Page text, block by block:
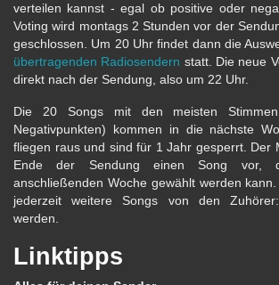
verteilen kannst - egal ob positive oder
Voting wird montags 2 Stunden vor der
geschlossen. Um 20 Uhr findet dann die
übertragenden Radiosendern statt. Die neue
direkt nach der Sendung, also um 22 Uhr.
Die 20 Songs mit den meisten
Negativpunkten) kommen in die nächste
fliegen raus und sind für 1 Jahr gesperrt. Der
Ende der Sendung einen Song
anschließenden Woche gewählt werden
jederzeit weitere Songs von den
werden.
Linktipps